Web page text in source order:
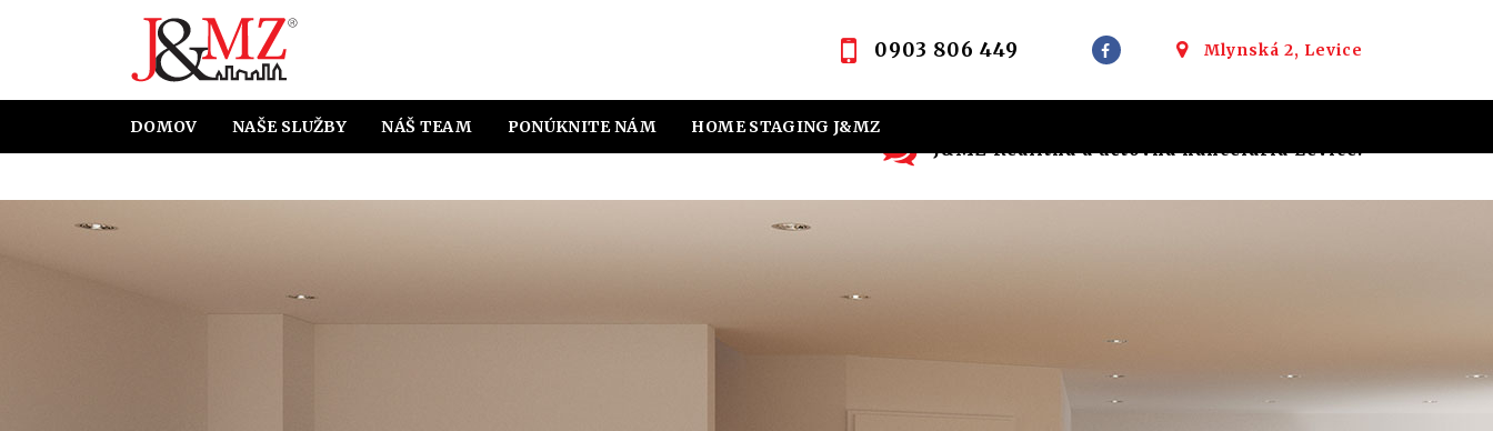
Mlynská 2, Levice
0903 806 449
J&MZ Realitná a účtovná kancelária Levice:
DOMOV NAŠE SLUŽBY NÁŠ TEAM PONÚKNITE NÁM HOME STAGING J&MZ